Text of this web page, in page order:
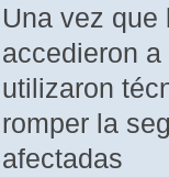
Una vez que
accedieron
utilizaron
romper la
afectadas